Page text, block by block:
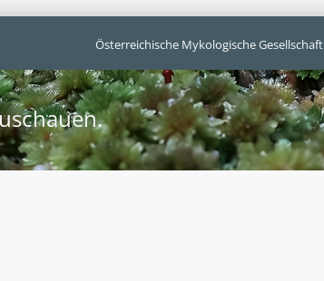
Österreichische Mykologische Gesellschaft